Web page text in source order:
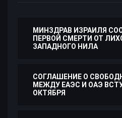
МИНЗДРАВ ИЗРАИЛЯ
ПЕРВОЙ СМЕРТИ ОТ
ЗАПАДНОГО НИЛА
СОГЛАШЕНИЕ О
МЕЖДУ ЕАЭС И ОАЭ
ОКТЯБРЯ